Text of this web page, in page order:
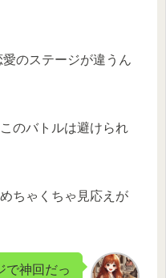
のステージが違うん
のバトルは避けられ
ちゃくちゃ見応えが
で神回だっ